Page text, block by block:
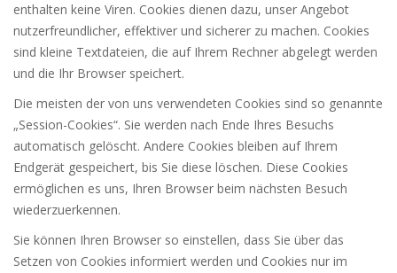
enthalten keine Viren. Cookies dienen dazu, unser Angebot
nutzerfreundlicher, effektiver und sicherer zu machen. Cookies
sind kleine Textdateien, die auf Ihrem Rechner abgelegt werden
und die Ihr Browser speichert.
Die meisten der von uns verwendeten Cookies sind so genannte
„Session-Cookies“. Sie werden nach Ende Ihres Besuchs
automatisch gelöscht. Andere Cookies bleiben auf Ihrem
Endgerät gespeichert, bis Sie diese löschen. Diese Cookies
ermöglichen es uns, Ihren Browser beim nächsten Besuch
wiederzuerkennen.
Sie können Ihren Browser so einstellen, dass Sie über das
Setzen von Cookies informiert werden und Cookies nur im